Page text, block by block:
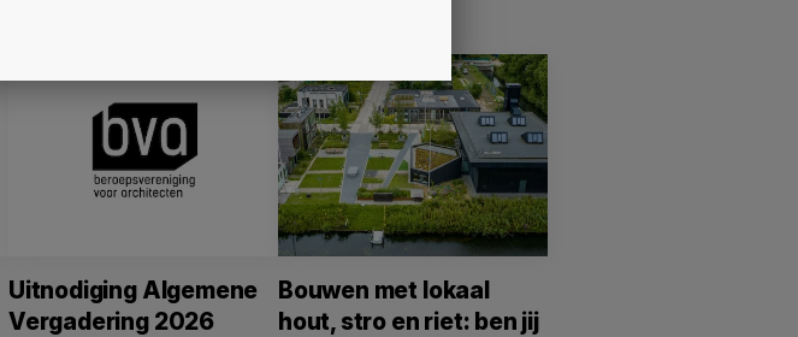
Uitnodiging Algemene
Vergadering 2026
Bouwen met lokaal
hout, stro en riet: ben jij